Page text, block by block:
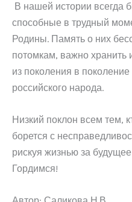
В нашей истории всегда
способные в трудный
Родины. Память о них
потомкам, важно хранить
из поколения в
российского народа.
Низкий поклон всем тем,
борется с
рискуя жизнью за
Гордимся!